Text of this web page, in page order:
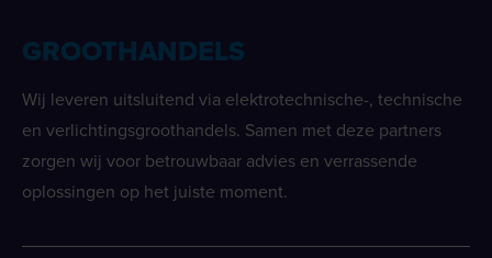
GROOTHANDELS
Wij leveren uitsluitend via elektrotechnische-, technische
en verlichtingsgroothandels. Samen met deze partners
zorgen wij voor betrouwbaar advies en verrassende
oplossingen op het juiste moment.